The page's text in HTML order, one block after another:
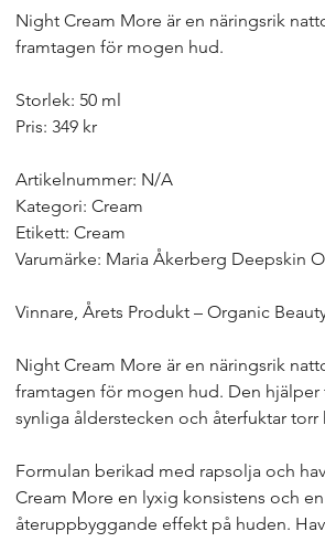
Night Cream More är en näringsrik
framtagen för mogen hud.
Storlek: 50 ml
Pris: 349 kr
Artikelnummer: N/A
Kategori: Cream
Etikett: Cream
Varumärke: Maria Åkerberg Deepskin
Vinnare, Årets Produkt – Organic
Night Cream More är en näringsrik
framtagen för mogen hud. Den hjälper
synliga ålderstecken och återfuktar
Formulan berikad med rapsolja och
Cream More en lyxig konsistens och
återuppbyggande effekt på huden.